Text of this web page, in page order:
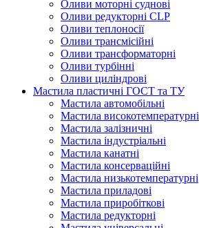
Оливи моторні суднові
Оливи редукторні CLP
Оливи теплоносії
Оливи трансмісійні
Оливи трансформаторні
Оливи турбінні
Оливи циліндрові
Мастила пластичні ГОСТ та ТУ
Мастила автомобільні
Мастила високотемпературні
Мастила залізничні
Мастила індустріальні
Мастила канатні
Мастила консерваційні
Мастила низькотемпературні
Мастила приладові
Мастила приробіткові
Мастила редукторні